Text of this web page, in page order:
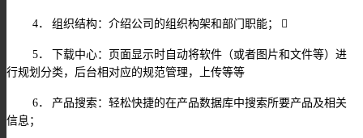
4． 组织结构：介绍公司的组织构架和部门职能； 
5．
下载中心：页面显示时自动将软件（或者图片和文件等）进
行规划分类，后台相对应的规范管理，上传等等
6．
产品搜索：轻松快捷的在产品数据库中搜索所要产品及相关
信息；